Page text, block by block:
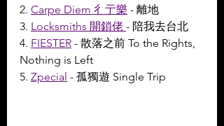
2. Carpe Diem 彳亍樂 - 離地
3. Locksmiths 開鎖佬 - 陪我去台北
4. FIESTER - 散落之前 To the Rights,
Nothing is Left
5. Zpecial - 孤獨遊 Single Trip